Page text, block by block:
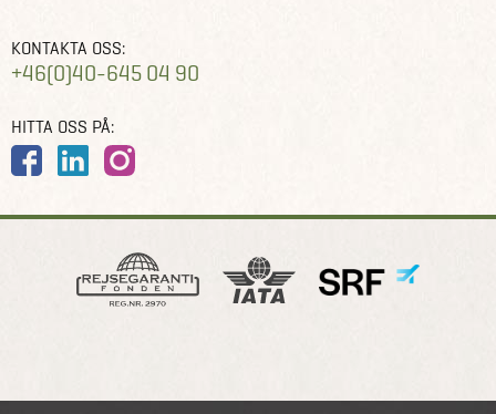
KONTAKTA OSS:
+46(0)40-645 04 90
HITTA OSS PÅ: